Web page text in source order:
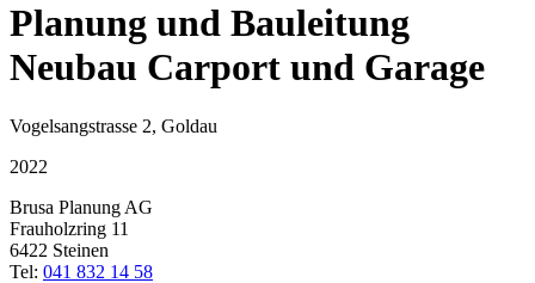
Planung und Bauleitung
Neubau Carport und Garage
Vogelsangstrasse 2, Goldau
2022
Brusa Planung AG
Frauholzring 11
6422 Steinen
Tel: 041 832 14 58